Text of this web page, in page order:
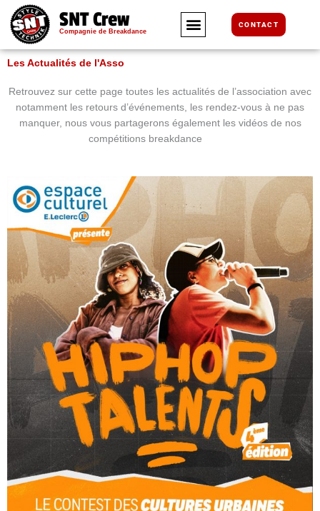
Aller
au
contenu
SNT Crew
Compagnie de Breakdance
CONTACT
Les Actualités de l'Asso
Retrouvez sur cette page toutes les actualités de l’association avec
notamment les retours d’événements, les rendez-vous à ne pas
manquer, nous vous partagerons également les vidéos de nos
compétitions breakdance